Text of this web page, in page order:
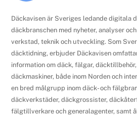
Däckavisen är Sveriges ledande digitala
däckbranschen med nyheter, analyser
verkstad, teknik och utveckling. Som
däcktidning, erbjuder Däckavisen
information om däck, fälgar,
däckmaskiner, både inom Norden och
en bred målgrupp inom däck- och
däckverkstäder, däckgrossister,
fälgtillverkare och generalagenter, samt